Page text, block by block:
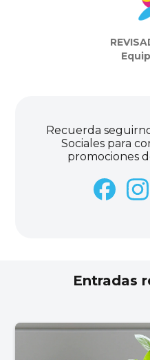
Recuerda
Sociales para
promociones
Entradas